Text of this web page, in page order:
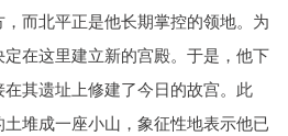
而北平正是他长期掌控的领地。为
在这里建立新的宫殿。于是，他下
其遗址上修建了今日的故宫。此
堆成一座小山，象征性地表示他已